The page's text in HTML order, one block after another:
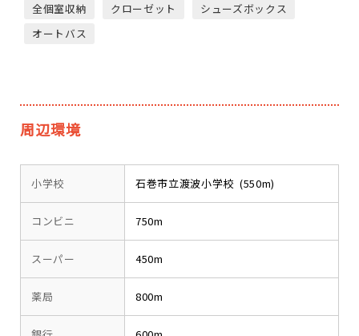
全個室収納
クローゼット
シューズボックス
オートバス
周辺環境
小学校 石巻市立渡波小学校 (550m)
コンビニ 750m
スーパー 450m
薬局 800m